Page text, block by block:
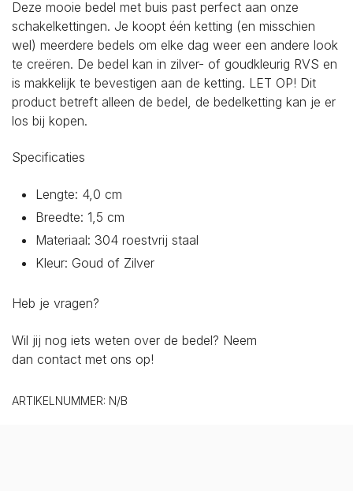
Deze mooie bedel met buis past perfect aan onze
schakelkettingen. Je koopt één ketting (en misschien
wel) meerdere bedels om elke dag weer een andere look
te creëren. De bedel kan in zilver- of goudkleurig RVS en
is makkelijk te bevestigen aan de ketting. LET OP! Dit
product betreft alleen de bedel, de bedelketting kan je er
los bij kopen.
Specificaties
Lengte: 4,0 cm
Breedte: 1,5 cm
Materiaal: 304 roestvrij staal
Kleur: Goud of Zilver
Heb je vragen?
Wil jij nog iets weten over de bedel? Neem
dan contact met ons op!
ARTIKELNUMMER: N/B